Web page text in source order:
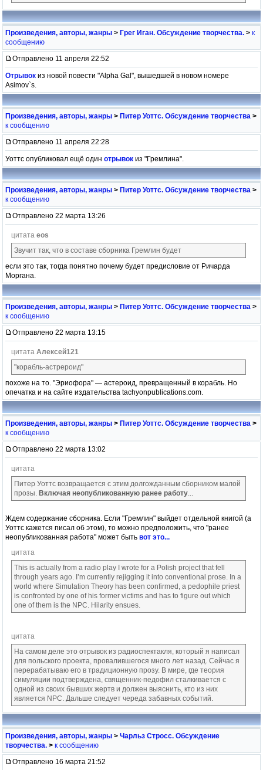
Произведения, авторы, жанры > Грег Иган. Обсуждение творчества. > к
сообщению
Отправлено 11 апреля 22:52
Отрывок из новой повести "Alpha Gal", вышедшей в новом номере
Asimov`s.
Произведения, авторы, жанры > Питер Уоттс. Обсуждение творчества >
к сообщению
Отправлено 11 апреля 22:28
Уоттс опубликовал ещё один отрывок из "Гремлина".
Произведения, авторы, жанры > Питер Уоттс. Обсуждение творчества >
к сообщению
Отправлено 22 марта 13:26
цитата eos
Звучит так, что в составе сборника Гремлин будет
если это так, тогда понятно почему будет предисловие от Ричарда
Моргана.
Произведения, авторы, жанры > Питер Уоттс. Обсуждение творчества >
к сообщению
Отправлено 22 марта 13:15
цитата Алексей121
"корабль-астрероид"
похоже на то. "Эриофора" — астероид, превращенный в корабль. Но
опечатка и на сайте издательства tachyonpublications.com.
Произведения, авторы, жанры > Питер Уоттс. Обсуждение творчества >
к сообщению
Отправлено 22 марта 13:02
цитата
Питер Уоттс возвращается с этим долгожданным сборником малой
прозы. Включая неопубликованную ранее работу...
Ждем содержание сборника. Если "Гремлин" выйдет отдельной книгой (а
Уоттс кажется писал об этом), то можно предположить, что "ранее
неопубликованная работа" может быть вот это...
цитата
This is actually from a radio play I wrote for a Polish project that fell
through years ago. I’m currently rejigging it into conventional prose. In a
world where Simulation Theory has been confirmed, a pedophile priest
is confronted by one of his former victims and has to figure out which
one of them is the NPC. Hilarity ensues.
цитата
На самом деле это отрывок из радиоспектакля, который я написал
для польского проекта, провалившегося много лет назад. Сейчас я
перерабатываю его в традиционную прозу. В мире, где теория
симуляции подтверждена, священник-педофил сталкивается с
одной из своих бывших жертв и должен выяснить, кто из них
является NPC. Дальше следует череда забавных событий.
Произведения, авторы, жанры > Чарльз Стросс. Обсуждение
творчества. > к сообщению
Отправлено 16 марта 21:52